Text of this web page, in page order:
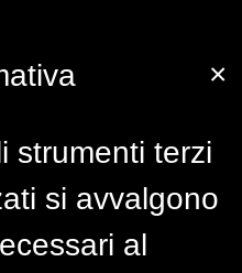
×
strumenti terzi
si avvalgono
al